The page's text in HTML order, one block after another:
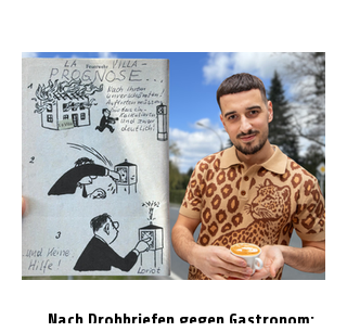
Nach Drohbriefen gegen Gastronom: